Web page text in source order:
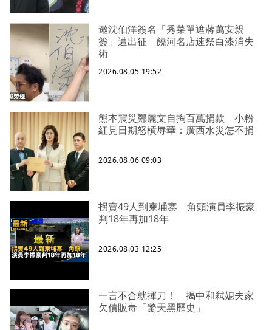
邀沈伯洋簽名「秀菜單遮蔣萬安親
簽」遭出征 饒河名店速祭白漆消失
術
2026.08.05 19:52
熊本震災鄭麗文自掏百萬捐款 小粉
紅見日期怒槓辱華：廣西水災怎不捐
2026.08.06 09:03
拐賣49人到柬埔寨 角頭演員李振豪
判18年再加18年
2026.08.03 12:25
一言不合就揮刀！ 揭中和弒媳夫家
欠債販毒「驚天黑歷史」